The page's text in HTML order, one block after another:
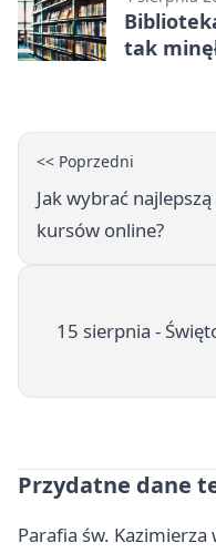
tak
<< Poprzedni
Jak wybrać
kursów online?
15 sierpnia -
Przydatne dane
Parafia św. Kazimierza